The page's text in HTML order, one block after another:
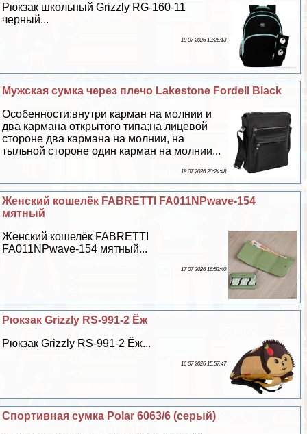
Рюкзак школьный Grizzly RG-160-11
черный...
19 07 2026 13:26:13
Мужская сумка через плечо Lakestone Fordell Black
Особенности:внутри карман на молнии и
два кармана открытого типа;на лицевой
стороне два кармана на молнии, на
тыльной стороне один карман на молнии...
18 07 2026 20:24:48
Женский кошелёк FABRETTI FA011NPwave-154
мятный
Женский кошелёк FABRETTI
FA011NPwave-154 мятный...
17 07 2026 16:53:40
Рюкзак Grizzly RS-991-2 Ёж
Рюкзак Grizzly RS-991-2 Ёж...
16 07 2026 15:57:47
Спортивная сумка Polar 6063/6 (серый)